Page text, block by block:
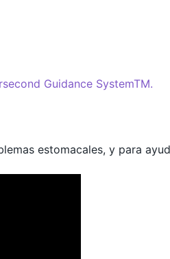
Guidance SystemTM.
estomacales, y para